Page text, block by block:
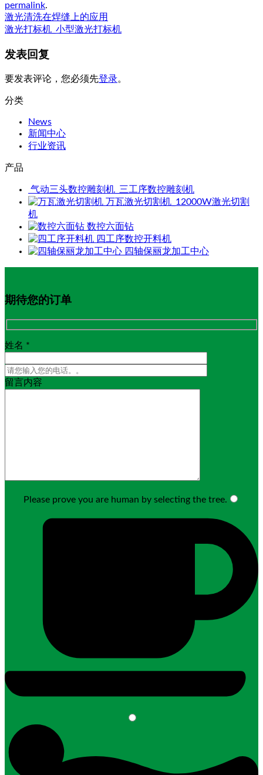
permalink.
激光清洗在焊缝上的应用
激光打标机_小型激光打标机
发表回复
要发表评论，您必须先登录。
分类
News
新闻中心
行业资讯
产品
气动三头数控雕刻机_三工序数控雕刻机
万瓦激光切割机_12000W激光切割
机
数控六面钻
四工序数控开料机
四轴保丽龙加工中心
期待您的订单
姓名 *
留言内容
Please prove you are human by selecting the tree.